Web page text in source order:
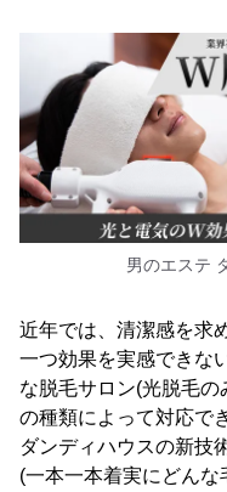
男のエステ
近年では、清潔感を求
一つ効果を実感できな
な脱毛サロン(光脱毛
の種類によって対応で
ダンディハウスの新技
(一本一本着実にどん